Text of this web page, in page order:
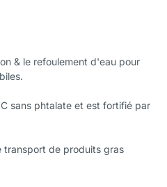
& le refoulement d'eau pour
sans phtalate et est fortifié par
transport de produits gras